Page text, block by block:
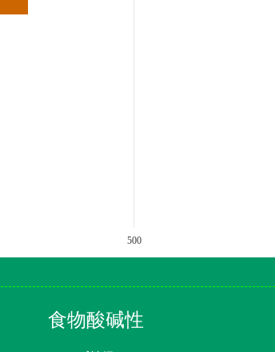
500
食物酸碱性